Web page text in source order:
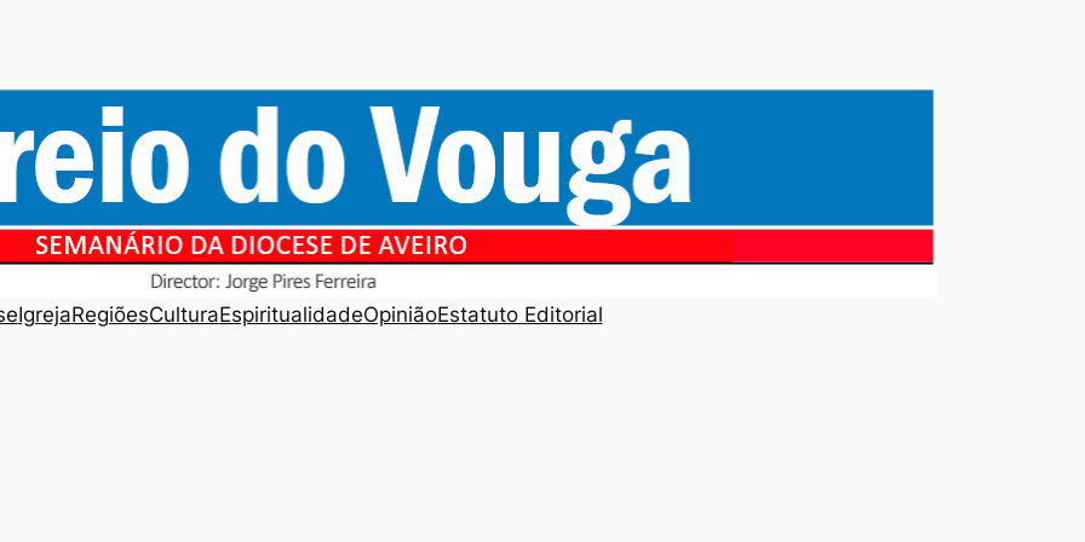
IgrejaRegiõesCulturaEspiritualidadeOpiniãoEstatuto Editorial